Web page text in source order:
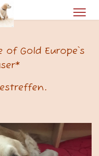
of Gold Europe`s